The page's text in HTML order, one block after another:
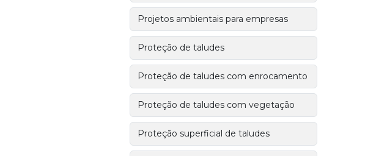
Projetos ambientais para empresas
Proteção de taludes
Proteção de taludes com enrocamento
Proteção de taludes com vegetação
Proteção superficial de taludes